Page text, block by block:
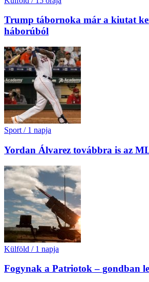
Trump tábornoka már a kiutat
háborúból
Sport / 1 napja
Yordan Álvarez továbbra is az
Külföld / 1 napja
Fogynak a Patriotok – gondban